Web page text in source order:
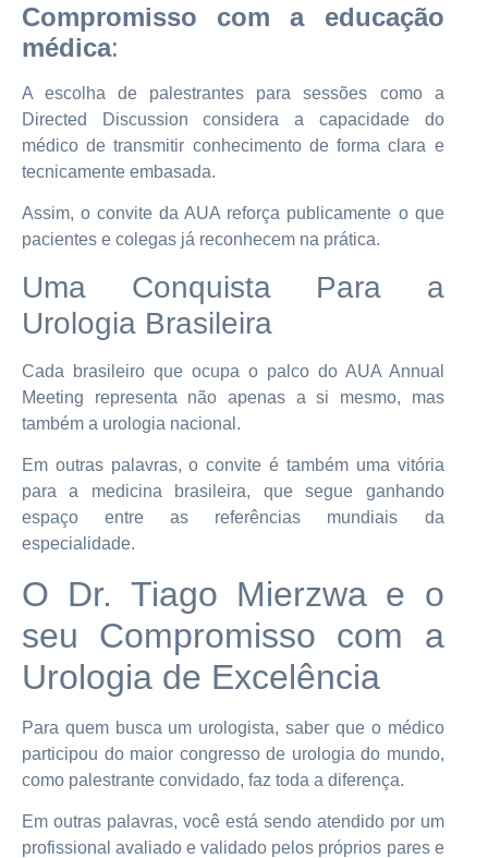
Compromisso com a educação
médica:
A escolha de palestrantes para sessões como a
Directed Discussion considera a capacidade do
médico de transmitir conhecimento de forma clara e
tecnicamente embasada.
Assim, o convite da AUA reforça publicamente o que
pacientes e colegas já reconhecem na prática.
Uma Conquista Para a
Urologia Brasileira
Cada brasileiro que ocupa o palco do AUA Annual
Meeting representa não apenas a si mesmo, mas
também a urologia nacional.
Em outras palavras, o convite é também uma vitória
para a medicina brasileira, que segue ganhando
espaço entre as referências mundiais da
especialidade.
O Dr. Tiago Mierzwa e o
seu Compromisso com a
Urologia de Excelência
Para quem busca um urologista, saber que o médico
participou do maior congresso de urologia do mundo,
como palestrante convidado, faz toda a diferença.
Em outras palavras, você está sendo atendido por um
profissional avaliado e validado pelos próprios pares e